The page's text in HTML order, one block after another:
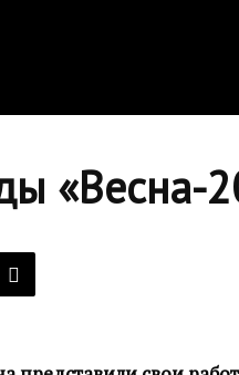
«Весна-